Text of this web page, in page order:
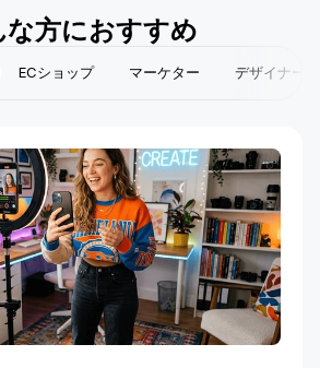
な方におすすめ
ECショップ マーケター デザイナー